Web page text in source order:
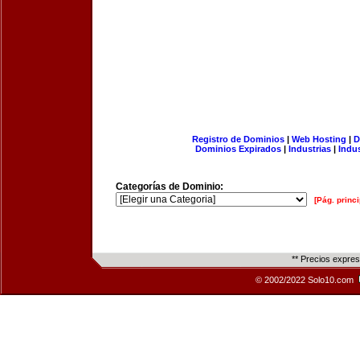
Registro de Dominios| Web Hosting |
Dominios Expirados | Industrias |
Categorías de Dominio:
[Pág.
** Precios
© 2002/2022 Solo10.com